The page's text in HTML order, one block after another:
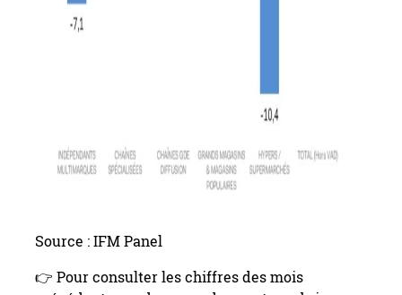
Source : IFM Panel
👉 Pour consulter les chiffres des mois